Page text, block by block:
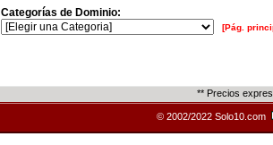
Categorías de Dominio:
[Pág.
** Precios
© 2002/2022 Solo10.com